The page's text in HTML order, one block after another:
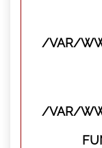
/VAR/
/VAR/